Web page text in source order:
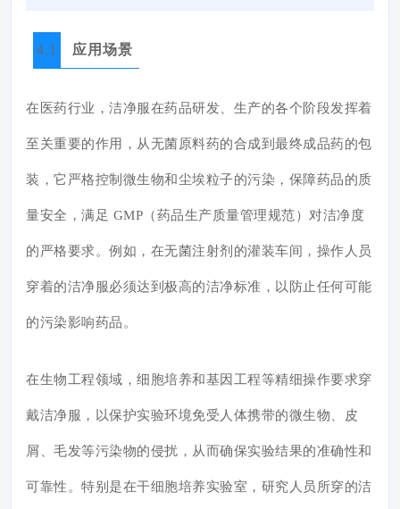
4.1 应用场景
在医药行业，洁净服在药品研发、生产的各个阶段发挥着
至关重要的作用，从无菌原料药的合成到最终成品药的包
装，它严格控制微生物和尘埃粒子的污染，保障药品的质
量安全，满足 GMP（药品生产质量管理规范）对洁净度
的严格要求。例如，在无菌注射剂的灌装车间，操作人员
穿着的洁净服必须达到极高的洁净标准，以防止任何可能
的污染影响药品。
在生物工程领域，细胞培养和基因工程等精细操作要求穿
戴洁净服，以保护实验环境免受人体携带的微生物、皮
屑、毛发等污染物的侵扰，从而确保实验结果的准确性和
可靠性。特别是在干细胞培养实验室，研究人员所穿的洁